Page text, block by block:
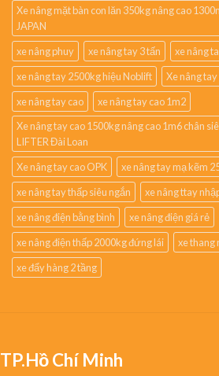
Xe nâng mặt bàn con lăn 350kg nâng cao
JAPAN
xe nâng phuy
xe nâng tay 3 tấn
xe nâng
xe nâng tay 2500kg hiệu Noblift
Xe nâng
xe nâng tay cao
xe nâng tay cao 1m2
Xe nâng tay cao 1500kg nâng cao 1m6 chân
LIFTER Đài Loan
Xe nâng tay cao OPK
xe nâng tay mạ kẽm
xe nâng tay thấp siêu ngắn
xe nâng ttay
xe nâng điện bằng bình
xe nâng điện giá rẻ
xe nâng điện thấp 2000kg đứng lái
xe thang
xe đẩy hàng 2 tầng
TP.Hồ Chí Minh